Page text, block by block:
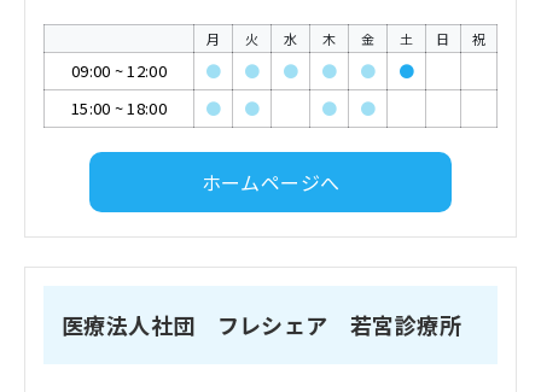
月 火 水 木 金 土 日 祝
09:00 ~12:00 ● ● ● ● ●
●
15:00 ~18:00 ● ● ● ●
ホームページへ
医療法人社団 フレシェア 若宮診療所